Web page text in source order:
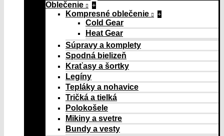
Oblečenie +
Kompresné oblečenie +
Cold Gear
Heat Gear
Súpravy a komplety
Spodná bielizeň
Kraťasy a šortky
Legíny
Tepláky a nohavice
Tričká a tielká
Polokošele
Mikiny a svetre
Bundy a vesty